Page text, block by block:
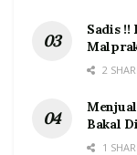
Sadis
2
Bakal
1